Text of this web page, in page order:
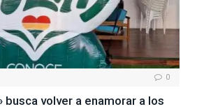
0
busca volver a enamorar a los